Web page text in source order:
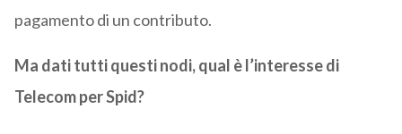
pagamento di un contributo.
Ma dati tutti questi nodi, qual è l’interesse di
Telecom per Spid?